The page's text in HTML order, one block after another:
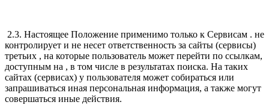
2.3. Настоящее Положение применимо только к Сервисам . не
контролирует и не несет ответственность за сайты (сервисы)
третьих , на которые пользователь может перейти по ссылкам,
доступным на , в том числе в результатах поиска. На таких
сайтах (сервисах) у пользователя может собираться или
запрашиваться иная персональная информация, а также могут
совершаться иные действия.